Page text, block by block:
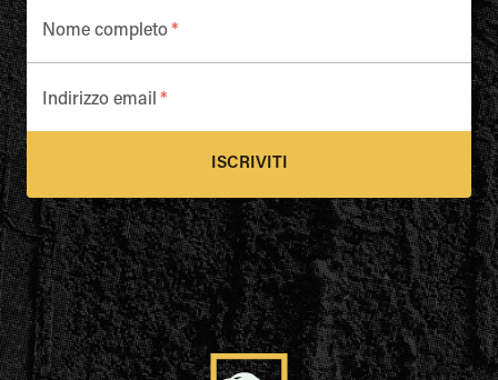
Nome completo*
Indirizzo email *
ISCRIVITI